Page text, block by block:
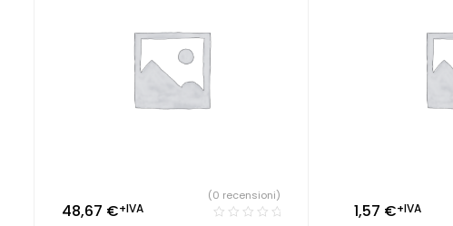
48,67 €+IVA
(0 recensioni)
1,57 €+IVA